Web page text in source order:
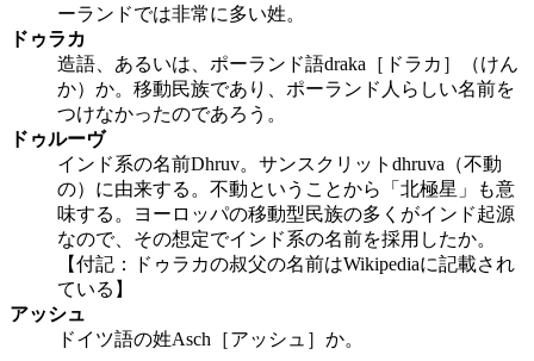
ーランドでは非常に多い姓。
ドゥラカ
造語、あるいは、ポーランド語draka［ドラカ］（けん
か）か。移動民族であり、ポーランド人らしい名前を
つけなかったのであろう。
ドゥルーヴ
インド系の名前Dhruv。サンスクリットdhruva（不動
の）に由来する。不動ということから「北極星」も意
味する。ヨーロッパの移動型民族の多くがインド起源
なので、その想定でインド系の名前を採用したか。
【付記：ドゥラカの叔父の名前はWikipediaに記載され
ている】
アッシュ
ドイツ語の姓Asch［アッシュ］か。